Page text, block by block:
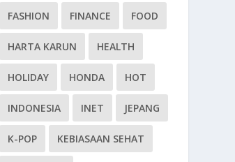
FASHION FINANCE FOOD
HARTA KARUN HEALTH
HOLIDAY HONDA HOT
INDONESIA INET JEPANG
K-POP KEBIASAAN SEHAT